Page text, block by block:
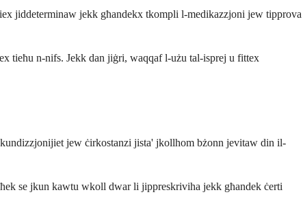
jiddeterminaw jekk għandekx tkompli l-medikazzjoni jew tipprova
tieħu n-nifs. Jekk dan jiġri, waqqaf l-użu tal-isprej u fittex
jew ċirkostanzi jista' jkollhom bżonn jevitaw din il-
se jkun kawtu wkoll dwar li jippreskriviha jekk għandek ċerti